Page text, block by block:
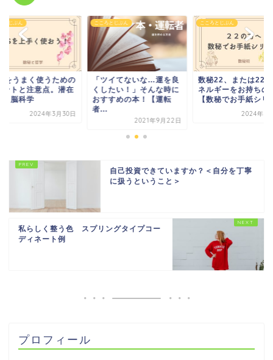
とじぶん
をうまく使うための
ントと注意点。潜在
と脳科学
2024年3月30日
こころとじぶん
「ツイてないな…運を良
くしたい！」そんな時に
おすすめの本！【運転
者...
2021年9月22日
こころとじぶん
数秘22、または22
ネルギーをお持ちの
【数秘でお手紙シリ
2024年6
自己投資できていますか？＜自分を丁寧
に扱うということ＞
私らしく整う色 スプリングタイプコー
ディネート例
プロフィール